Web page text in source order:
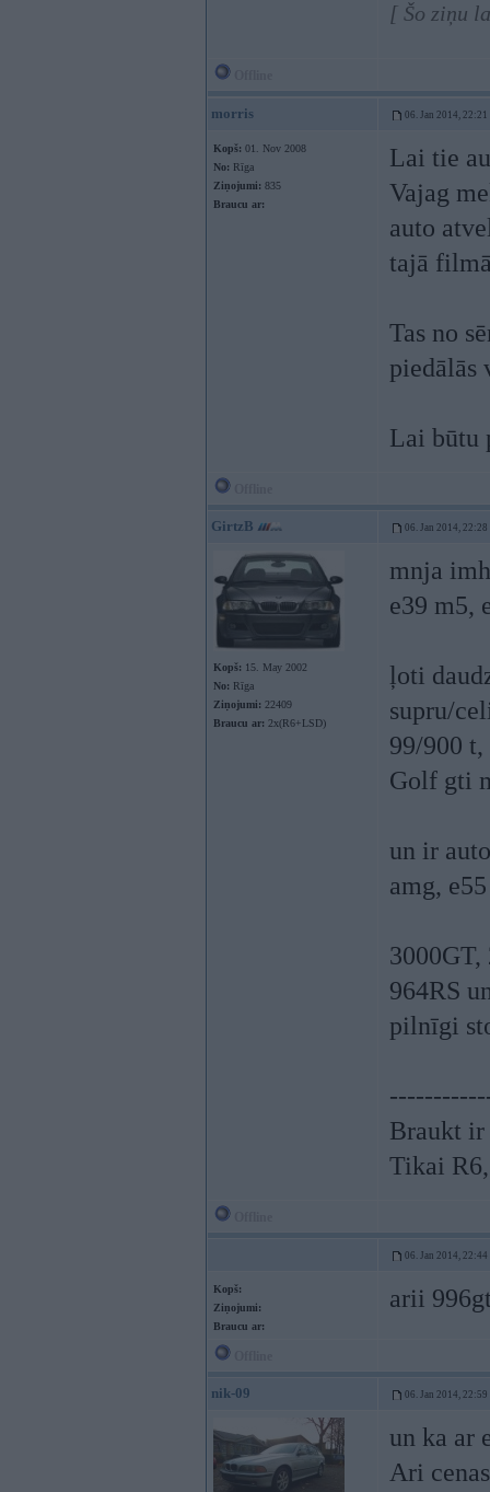
[ Šo ziņu
morris 06. Jan 2014, 22:21
Kopš: 01. Nov 2008
No: Rīga
Ziņojumi: 835
Braucu ar:
Lai tie
Vajag
auto
tajā
Tas no
piedālās
Lai būtu
GirtzB 06. Jan 2014, 22:28
Kopš: 15. May 2002
No: Rīga
Ziņojumi: 22409
Braucu ar: 2x(R6+LSD)
mnja
e39 m5,
ļoti
supru/
99/900
Golf gti
un ir
amg,
3000GT,
964RS
pilnīgi
Braukt
Tikai
06. Jan 2014, 22:44
Kopš:
Ziņojumi:
Braucu ar:
arii
nik-09 06. Jan 2014, 22:59
un ka ar
Ari